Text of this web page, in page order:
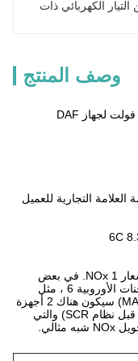
وصف المنتج
جهاز استشعار أكسيد النيتروجين للشاحنات 24 فولت لجهاز DAF
عادة ما يكون للشاحنات الأوروبية 5 جهاز استشعار 1 NOx. في بعض
الحالات (مثل شاحنات DAF أو في جميع الشاحنات الأوروبية 6 ، مثل
فولفو ، مرسيدس ، سكانيا ، IVECO ، رينو ،MAN) سيكون هناك 2 أجهزة
استشعار NOx (أجهزة استشعار إضافية واحدة قبل نظام SCR) والتي